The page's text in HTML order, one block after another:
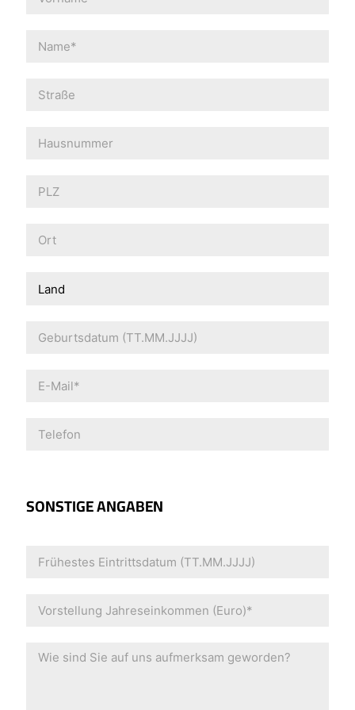
SONSTIGE ANGABEN